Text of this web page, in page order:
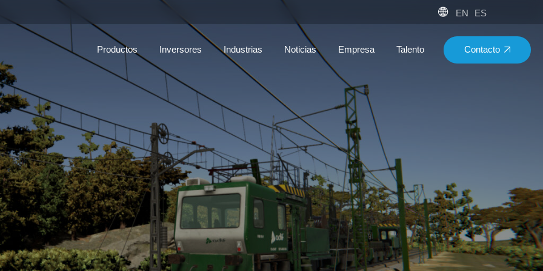
EN ES
Productos Inversores Industrias Noticias Empresa Talento Contacto